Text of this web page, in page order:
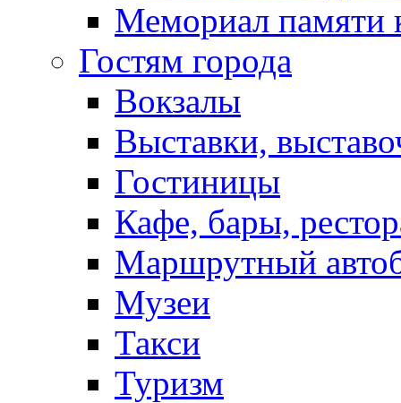
Мемориал памяти
Гостям города
Вокзалы
Выставки,
Гостиницы
Кафе, бары,
Маршрутный
Музеи
Такси
Туризм